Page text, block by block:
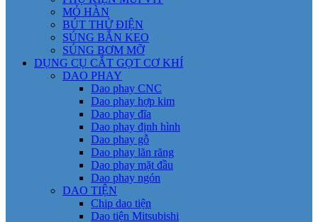
MỎ HÀN
BÚT THỬ ĐIỆN
SÚNG BẮN KEO
SÚNG BƠM MỠ
DỤNG CỤ CẮT GỌT CƠ KHÍ
DAO PHAY
Dao phay CNC
Dao phay hợp kim
Dao phay đĩa
Dao phay định hình
Dao phay gỗ
Dao phay lăn răng
Dao phay mặt đầu
Dao phay ngón
DAO TIỆN
Chip dao tiện
Dao tiện Mitsubishi